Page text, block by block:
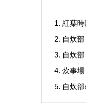
紅葉
自炊
自炊
炊事場
自炊